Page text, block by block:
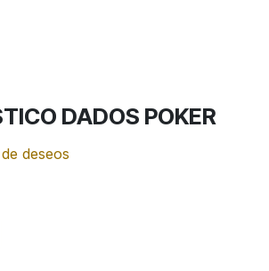
DADOS POKER
deseos